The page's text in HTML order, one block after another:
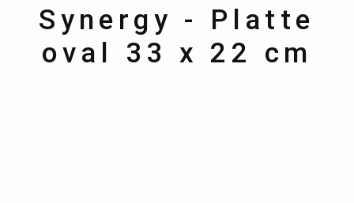
WMF
Synergy - Platte
oval 33 x 22 cm